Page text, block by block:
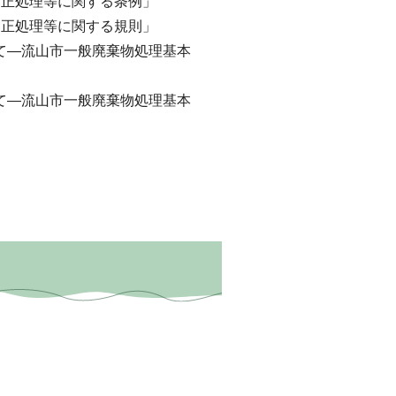
処理等に関する規則」
流山市一般廃棄物処理基本
流山市一般廃棄物処理基本